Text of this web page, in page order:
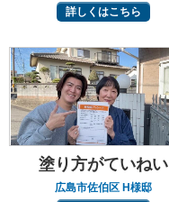
詳しくはこちら
塗り方がていねい
広島市佐伯区 H様邸